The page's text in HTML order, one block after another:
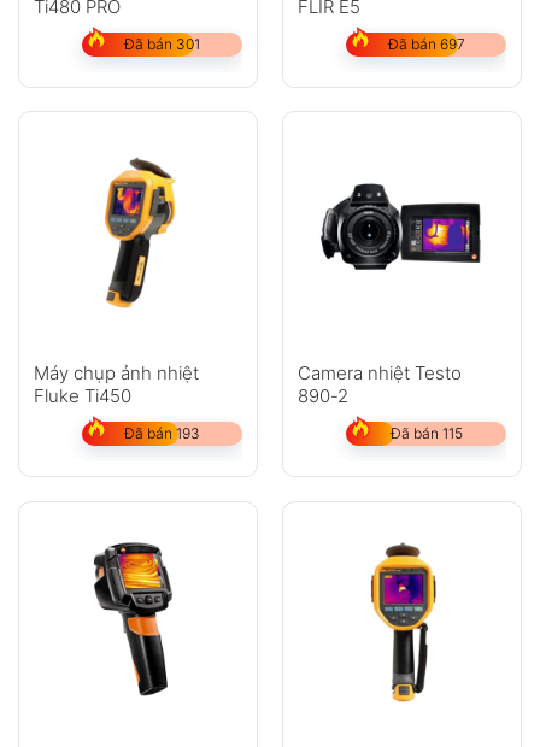
Ti480 PRO
Đã bán 301
FLIR E5
Đã bán 697
Máy chụp ảnh nhiệt
Fluke Ti450
Đã bán 193
Camera nhiệt Testo
890-2
Đã bán 115